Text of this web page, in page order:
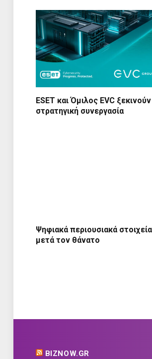
ESET και Όμιλος EVC ξεκινούν
στρατηγική συνεργασία
Ψηφιακά περιουσιακά στοιχεία
μετά τον θάνατο
BIZNOW.GR